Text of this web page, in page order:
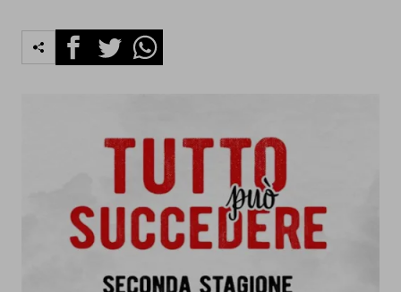
FacebookTwitterWhatsapp